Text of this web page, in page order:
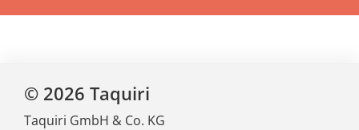
© 2026 Taquiri
Taquiri GmbH & Co. KG